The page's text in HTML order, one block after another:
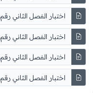
اختبار الفصل الثاني رقم 16
اختبار الفصل الثاني رقم 15
اختبار الفصل الثاني رقم 14
اختبار الفصل الثاني رقم 13